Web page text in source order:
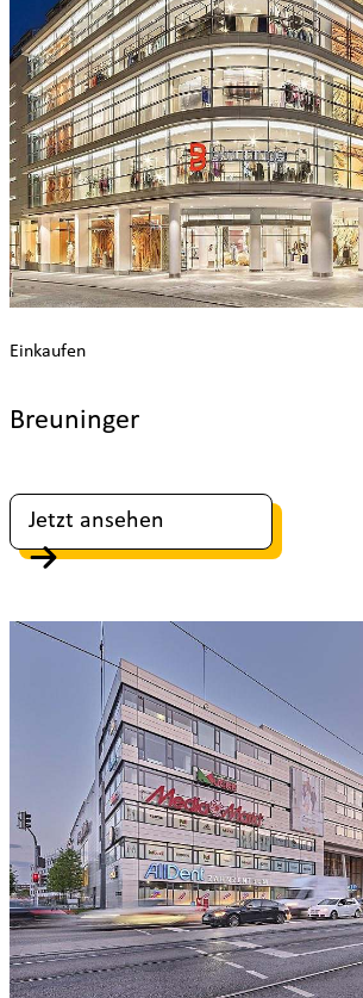
Breuninger
Einkaufen
Jetzt ansehen